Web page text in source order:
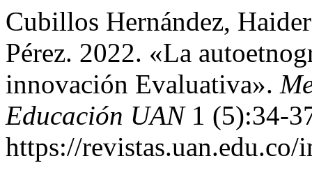
Cubillos Hernández,
Pérez. 2022. «La
innovación Evaluativa».
Educación UAN1 (5):34-
https://